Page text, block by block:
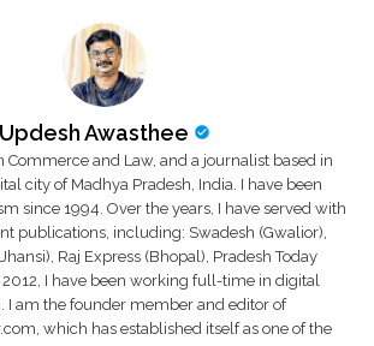
Updesh Awasthee
Commerce and Law, and a journalist based in
city of Madhya Pradesh, India. I have been
since 1994. Over the years, I have served with
publications, including: Swadesh (Gwalior),
Raj Express (Bhopal), Pradesh Today
2012, I have been working full-time in digital
I am the founder member and editor of
which has established itself as one of the